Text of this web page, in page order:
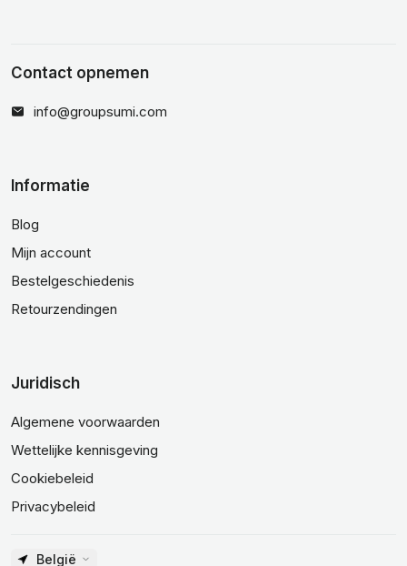
Contact opnemen
info@groupsumi.com
Informatie
Blog
Mijn account
Bestelgeschiedenis
Retourzendingen
Juridisch
Algemene voorwaarden
Wettelijke kennisgeving
Cookiebeleid
Privacybeleid
België